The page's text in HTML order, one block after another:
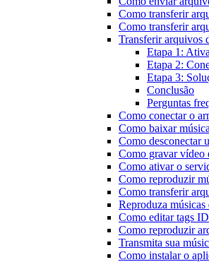
Como transferir
Como transferir
Transferir arquivos
Etapa 1:
Etapa 2:
Etapa 3:
Conclusão
Perguntas
Como conectar o
Como baixar
Como desconectar
Como gravar vídeo
Como ativar o
Como reproduzir
Como transferir
Reproduza
Como editar tags
Como reproduzir
Transmita sua
Como instalar o